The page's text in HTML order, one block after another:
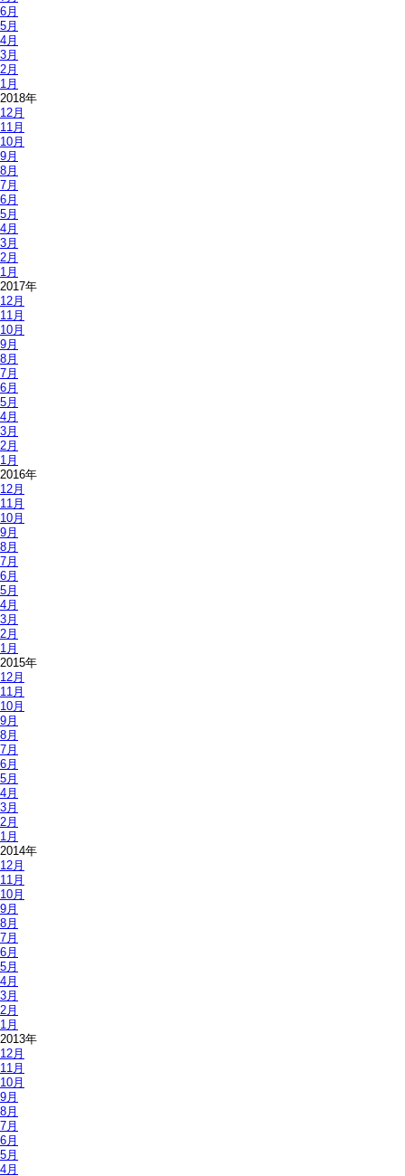
6月
5月
4月
3月
2月
1月
2018年
12月
11月
10月
9月
8月
7月
6月
5月
4月
3月
2月
1月
2017年
12月
11月
10月
9月
8月
7月
6月
5月
4月
3月
2月
1月
2016年
12月
11月
10月
9月
8月
7月
6月
5月
4月
3月
2月
1月
2015年
12月
11月
10月
9月
8月
7月
6月
5月
4月
3月
2月
1月
2014年
12月
11月
10月
9月
8月
7月
6月
5月
4月
3月
2月
1月
2013年
12月
11月
10月
9月
8月
7月
6月
5月
4月